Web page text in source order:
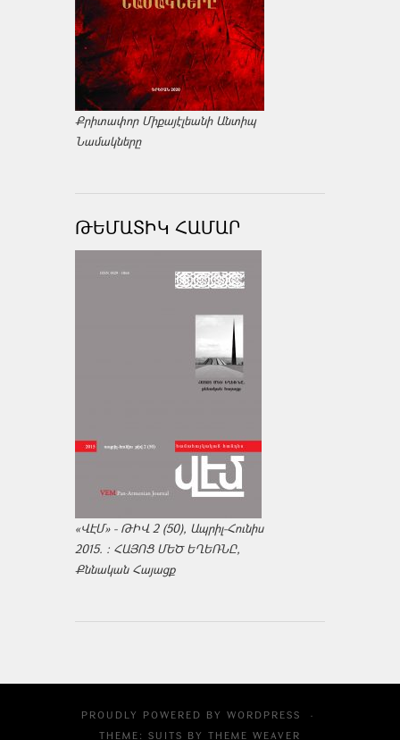
Քրիտափոր Միքայէլեանի Անտիպ
Նամակները
ԹԵՄԱՏԻԿ ՀԱՄԱՐ
«ՎԷՄ» - ԹԻՎ 2 (50), Ապրիլ-Հունիս
2015. : ՀԱՅՈՑ ՄԵԾ ԵՂԵՌՆԸ,
Քննական Հայացք
PROUDLY POWERED BY WORDPRESS
·
THEME: SUITS BY THEME WEAVER